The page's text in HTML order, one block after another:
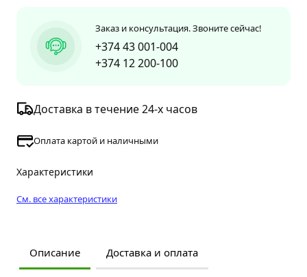
Характеристики
См. все характеристики
Заказ и консультация. Звоните сейчас!
+374 43 001-004
+374 12 200-100
Доставка в течение 24-х часов
Оплата картой и наличными
Описание Доставка и оплата